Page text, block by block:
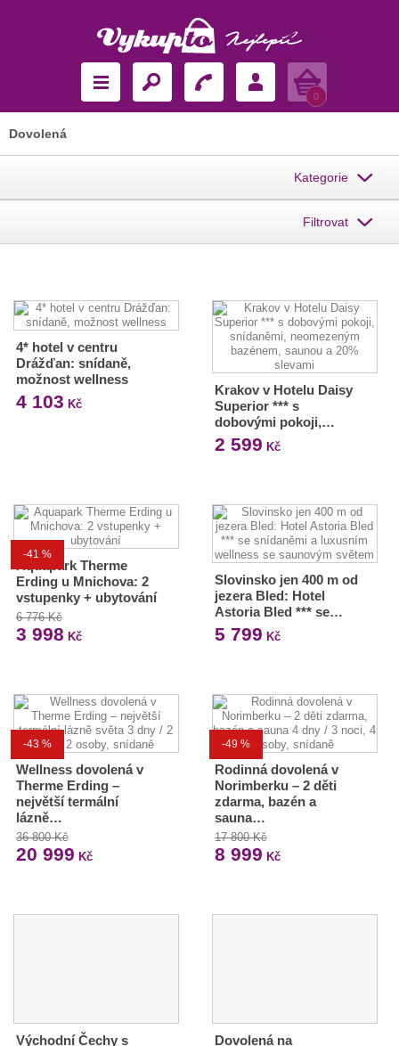
Košík
0
Dovolená
Kategorie
Filtrovat
4* hotel v centru
Drážďan: snídaně,
možnost wellness
4 103 Kč
Krakov v Hotelu Daisy
Superior *** s
dobovými pokoji,…
2 599 Kč
-41 %
Aquapark Therme
Erding u Mnichova: 2
vstupenky + ubytování
6 776 Kč
3 998 Kč
Slovinsko jen 400 m od
jezera Bled: Hotel
Astoria Bled *** se…
5 799 Kč
-43 %
Wellness dovolená v
Therme Erding –
největší termální
lázně…
36 800 Kč
20 999 Kč
-49 %
Rodinná dovolená v
Norimberku – 2 děti
zdarma, bazén a
sauna…
17 800 Kč
8 999 Kč
Východní Čechy s
Dovolená na